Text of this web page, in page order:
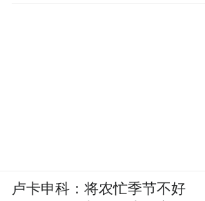
卢卡申科：将农忙季节不好